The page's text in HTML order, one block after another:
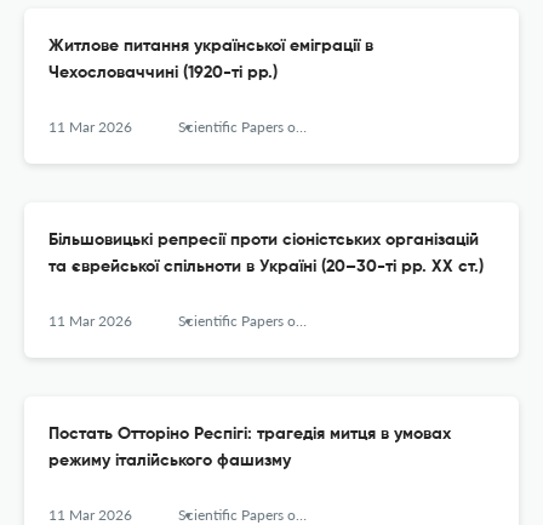
Житлове питання української еміграції в
Чехословаччині (1920-ті рр.)
11 Mar 2026 Scientific Papers of the Vinnytsia Mykhailo Kotsyiubynskyi State Pedagogical University Series History
Більшовицькі репресії проти сіоністських організацій
та єврейської спільноти в Україні (20–30-ті рр. ХХ ст.)
11 Mar 2026 Scientific Papers of the Vinnytsia Mykhailo Kotsyiubynskyi State Pedagogical University Series History
Постать Отторіно Респігі: трагедія митця в умовах
режиму італійського фашизму
11 Mar 2026 Scientific Papers of the Vinnytsia Mykhailo Kotsyiubynskyi State Pedagogical University Series History